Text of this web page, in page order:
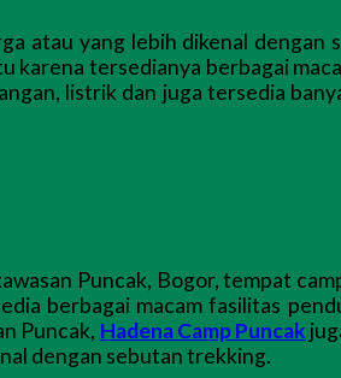
atau yang lebih dikenal dengan
karena tersedianya berbagai
listrik dan juga tersedia
Puncak, Bogor, tempat
berbagai macam fasilitas
Puncak, Hadena Camp Puncak
dengan sebutan trekking.